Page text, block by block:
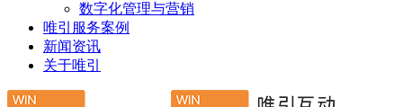
数字化管理与营销
唯引服务案例
新闻资讯
关于唯引